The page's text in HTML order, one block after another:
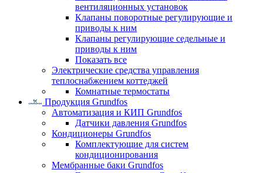
вентиляционных установок
Клапаны поворотные регулирующие и
приводы к ним
Клапаны регулирующие седельные и
приводы к ним
Показать все
Электрические средства управления
теплоснабжением коттеджей
Комнатные термостаты
Продукция Grundfos
Автоматизация и КИП Grundfos
Датчики давления Grundfos
Кондиционеры Grundfos
Комплектующие для систем
кондиционирования
Мембранные баки Grundfos